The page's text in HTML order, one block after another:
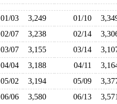
01/03 3,249 01/10
02/07 3,238 02/14
03/07 3,155 03/14
04/04 3,188 04/11
05/02 3,194 05/09
06/06 3,580 06/13